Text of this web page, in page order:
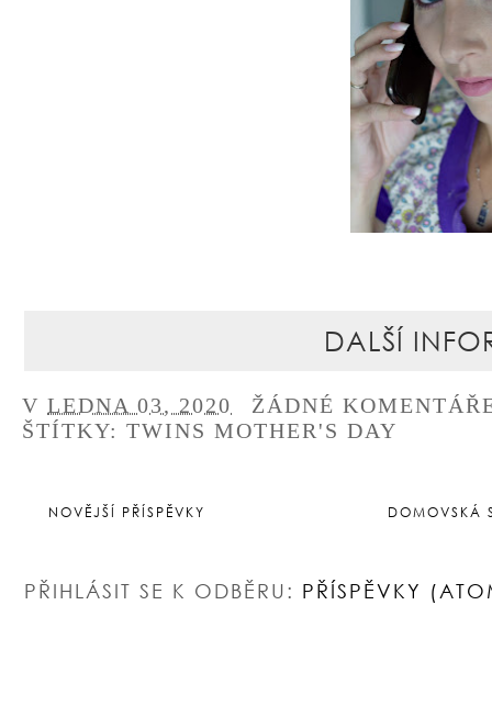
DALŠÍ
V LEDNA 03, 2020
ŽÁDNÉ
ŠTÍTKY: TWINS MOTHER'S DAY
NOVĚJŠÍ PŘÍSPĚVKY DOMOVSKÁ
PŘIHLÁSIT SE K ODBĚRU: PŘÍSPĚVKY